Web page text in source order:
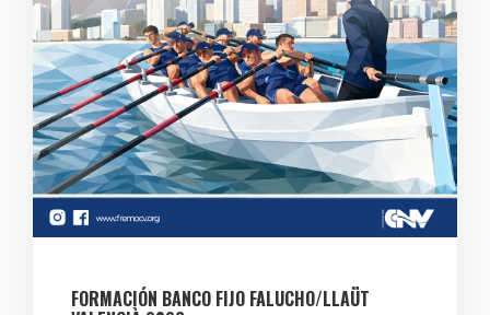
FORMACIÓN BANCO FIJO FALUCHO/LLAÜT